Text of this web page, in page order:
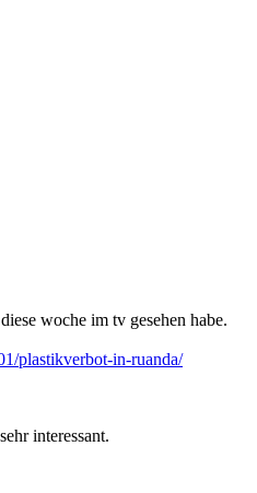
woche im tv gesehen habe.
plastikverbot-in-ruanda/
interessant.